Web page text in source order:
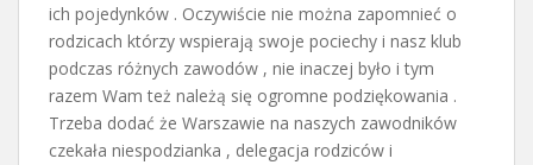
ich pojedynków . Oczywiście nie można zapomnieć o
rodzicach którzy wspierają swoje pociechy i nasz klub
podczas różnych zawodów , nie inaczej było i tym
razem Wam też należą się ogromne podziękowania .
Trzeba dodać że Warszawie na naszych zawodników
czekała niespodzianka , delegacja rodziców i